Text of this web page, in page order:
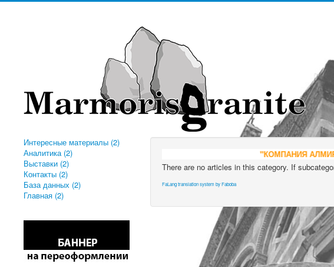
Интересные материалы (2)
Аналитика (2)
Выставки (2)
Контакты (2)
База данных (2)
Главная (2)
"КОМПАНИЯ АЛМИР" -
There are no articles in this category. If
FaLang translation system by Faboba